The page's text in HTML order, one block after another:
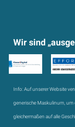
Wir sind
Info:Auf unserer Website
generische Maskulinum, um
gleichermaßen auf alle